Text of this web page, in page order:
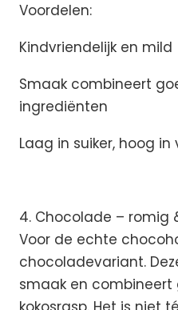
Voordelen:
Kindvriendelijk en mild
Smaak combineert
ingrediënten
Laag in suiker, hoog in
4. Chocolade – romig
Voor de echte
chocoladevariant.
smaak en